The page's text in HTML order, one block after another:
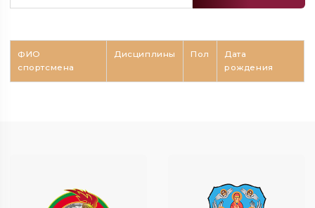
ФИО
спортсмена
Дисциплины Пол
Дата
рождения